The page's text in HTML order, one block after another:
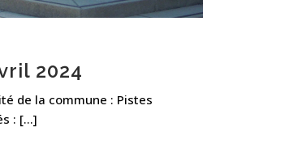
2024
de la commune : Pistes
: [...]